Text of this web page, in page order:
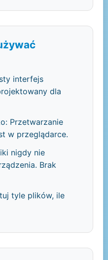
interfejs
dla
Przetwarzanie
w przeglądarce.
nigdy nie
Brak
tyle plików, ile